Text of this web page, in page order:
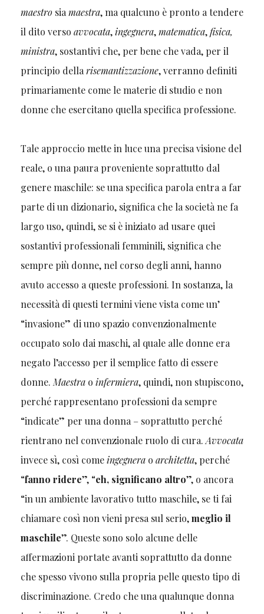
maestrosiamaestra, ma qualcuno è pronto a tendere
il dito verso avvocata,ingegnera,matematica,fisica,
ministra, sostantivi che, per bene che vada, per il
principio dellarisemantizzazione, verranno definiti
primariamente come le materie di studio e non
donne che esercitano quella specifica professione.
Tale approccio mette in luce una precisa visione del
reale, o una paura proveniente soprattutto dal
genere maschile: se una specifica parola entra a far
parte di un dizionario, significa che la società ne fa
largo uso, quindi, se si è iniziato ad usare quei
sostantivi professionali femminili, significa che
sempre più donne, nel corso degli anni, hanno
avuto accesso a queste professioni. In sostanza, la
necessità di questi termini viene vista come un’
“invasione” di uno spazio convenzionalmente
occupato solo dai maschi, al quale alle donne era
negato l’accesso per il semplice fatto di essere
donne.Maestrao infermiera, quindi, non stupiscono,
perché rappresentano professioni da sempre
“indicate” per una donna – soprattutto perché
rientrano nel convenzionale ruolo di cura.Avvocata
invece sì, così comeingegnerao architetta, perché
“fanno ridere”, “eh, significano altro”, o ancora
“in un ambiente lavorativo tutto maschile, se ti fai
chiamare così non vieni presa sul serio,meglio il
maschile”. Queste sono solo alcune delle
affermazioni portate avanti soprattutto da donne
che spesso vivono sulla propria pelle questo tipo di
discriminazione. Credo che una qualunque donna